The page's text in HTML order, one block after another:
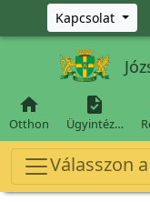
Ugrás a fő tartalomra
Kapcsolat

Otthon

Ügyintéz…
Válasszon